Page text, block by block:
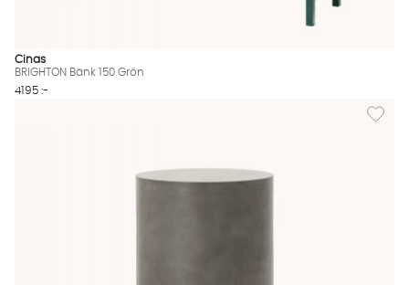
Cinas
BRIGHTON Bänk 150 Grön
4195 :-
Lägg